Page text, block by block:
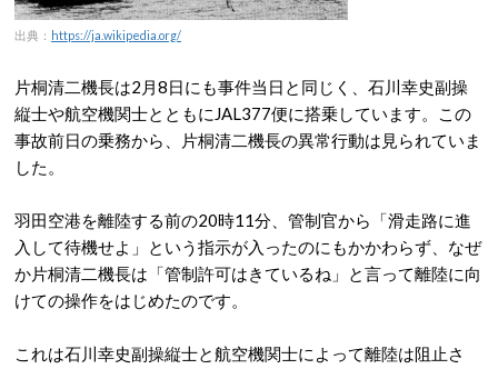
出典： https://ja.wikipedia.org/
片桐清二機長は2月8日にも事件当日と同じく、石川幸史副操
縦士や航空機関士とともにJAL377便に搭乗しています。この
事故前日の乗務から、片桐清二機長の異常行動は見られていま
した。
羽田空港を離陸する前の20時11分、管制官から「滑走路に進
入して待機せよ」という指示が入ったのにもかかわらず、なぜ
か片桐清二機長は「管制許可はきているね」と言って離陸に向
けての操作をはじめたのです。
これは石川幸史副操縦士と航空機関士によって離陸は阻止さ